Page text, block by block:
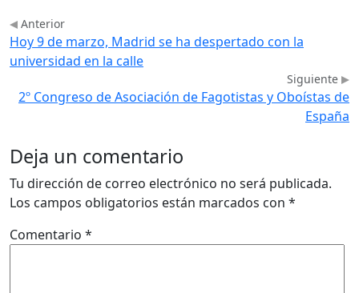
Anterior
Hoy 9 de marzo, Madrid se ha despertado con la
universidad en la calle
Siguiente
2º Congreso de Asociación de Fagotistas y Oboístas de
España
Deja un comentario
Tu dirección de correo electrónico no será publicada.
Los campos obligatorios están marcados con *
Comentario *